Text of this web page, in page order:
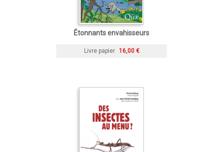
Étonnants envahisseurs
Livre papier 16,00 €